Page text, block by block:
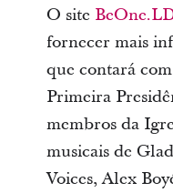
O site
fornecer mais
que contará
Primeira
membros da
musicais de
Voices, Alex